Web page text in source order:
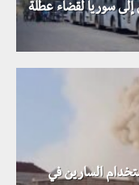
إلى سوريا لقضاء عطلة
السارين في